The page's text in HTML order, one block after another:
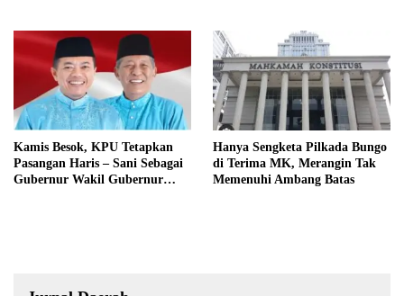
Kamis Besok, KPU Tetapkan
Pasangan Haris – Sani Sebagai
Gubernur Wakil Gubernur
Hanya Sengketa Pilkada Bungo
di Terima MK, Merangin Tak
Memenuhi Ambang Batas